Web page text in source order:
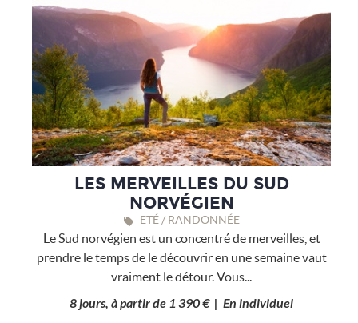
LES MERVEILLES DU SUD
NORVÉGIEN
ETÉ / RANDONNÉE
Le Sud norvégien est un concentré de merveilles, et
prendre le temps de le découvrir en une semaine vaut
vraiment le détour. Vous...
8 jours, à partir de 1 390 € | En individuel